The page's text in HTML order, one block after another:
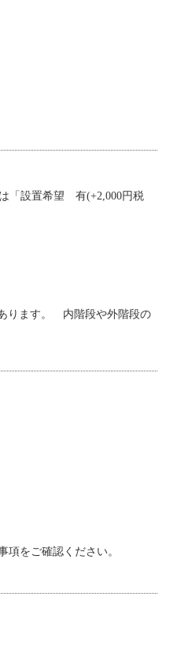
「設置希望 有(+2,000円税
ります。 内階段や外階段の
をご確認ください。